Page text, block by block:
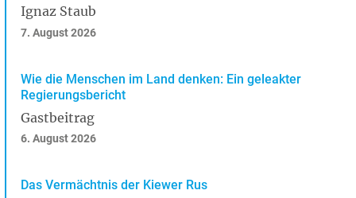
Ignaz Staub
7. August 2026
Wie die Menschen im Land denken: Ein geleakter
Regierungsbericht
Gastbeitrag
6. August 2026
Das Vermächtnis der Kiewer Rus